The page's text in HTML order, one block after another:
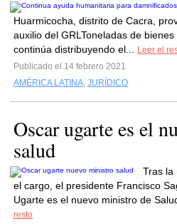
Huarmicocha, distrito de Cacra,
auxilio del GRLToneladas de
continúa distribuyendo el...
Leer el
Publicado el 14 febrero 2021
AMÉRICA LATINA, JURÍDICO
Oscar ugarte es el
salud
Tras la
el cargo, el presidente Francisco
Ugarte es el nuevo ministro de
resto